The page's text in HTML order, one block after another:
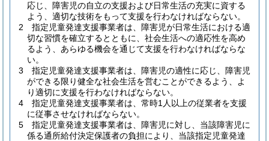
応じ、障害児の自立の支援および日常生活の充実に資する
よう、適切な技術をもって支援を行わなければならない。
2
指定児童発達支援事業者は、障害児が日常生活における適
切な習慣を確立するとともに、社会生活への適応性を高め
るよう、あらゆる機会を通じて支援を行わなければならな
い。
3
指定児童発達支援事業者は、障害児の適性に応じ、障害児
ができる限り健全な社会生活を営むことができるよう、よ
り適切に支援を行わなければならない。
4
指定児童発達支援事業者は、常時1人以上の従業者を支援
に従事させなければならない。
5
指定児童発達支援事業者は、障害児に対し、当該障害児に
係る通所給付決定保護者の負担により、当該指定児童発達